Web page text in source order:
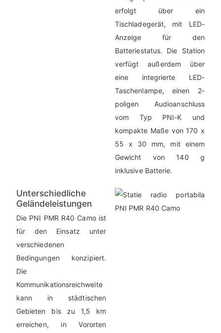
erfolgt über ein
Tischladegerät, mit LED-
Anzeige für den
Batteriestatus. Die Station
verfügt außerdem über
eine integrierte LED-
Taschenlampe, einen 2-
poligen Audioanschluss
vom Typ PNI-K und
kompakte Maße von 170 x
55 x 30 mm, mit einem
Gewicht von 140 g
inklusive Batterie.
Unterschiedliche
Geländeleistungen
Die PNI PMR R40 Camo ist
für den Einsatz unter
verschiedenen
Bedingungen konzipiert.
Die
Kommunikationsreichweite
kann in städtischen
Gebieten bis zu 1,5 km
erreichen, in Vororten